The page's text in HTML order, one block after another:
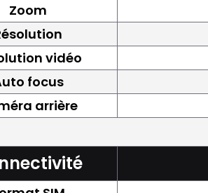
Zoom
vidéo
focus
arrière